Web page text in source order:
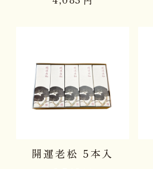
開運老松 5本入